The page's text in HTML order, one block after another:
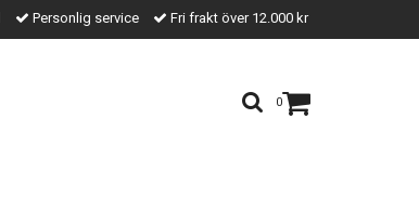
Personlig service Fri frakt över 12.000 kr
0